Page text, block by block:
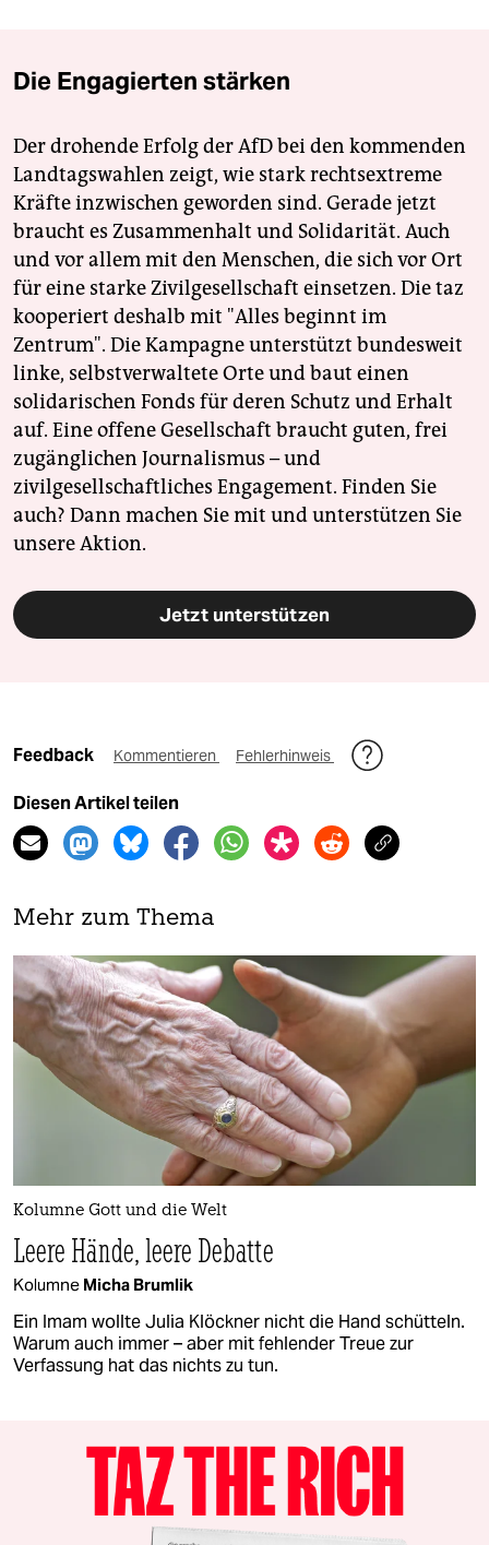
Die Engagierten stärken
Der drohende Erfolg der AfD bei den kommenden
Landtagswahlen zeigt, wie stark rechtsextreme
Kräfte inzwischen geworden sind. Gerade jetzt
braucht es Zusammenhalt und Solidarität. Auch
und vor allem mit den Menschen, die sich vor Ort
für eine starke Zivilgesellschaft einsetzen. Die taz
kooperiert deshalb mit "Alles beginnt im
Zentrum". Die Kampagne unterstützt bundesweit
linke, selbstverwaltete Orte und baut einen
solidarischen Fonds für deren Schutz und Erhalt
auf. Eine offene Gesellschaft braucht guten, frei
zugänglichen Journalismus – und
zivilgesellschaftliches Engagement. Finden Sie
auch? Dann machen Sie mit und unterstützen Sie
unsere Aktion.
Jetzt unterstützen
Feedback Kommentieren Fehlerhinweis
Diesen Artikel teilen
Mehr zum Thema
Kolumne Gott und die Welt
Leere Hände, leere Debatte
Kolumne Micha Brumlik
Ein Imam wollte Julia Klöckner nicht die Hand schütteln.
Warum auch immer – aber mit fehlender Treue zur
Verfassung hat das nichts zu tun.